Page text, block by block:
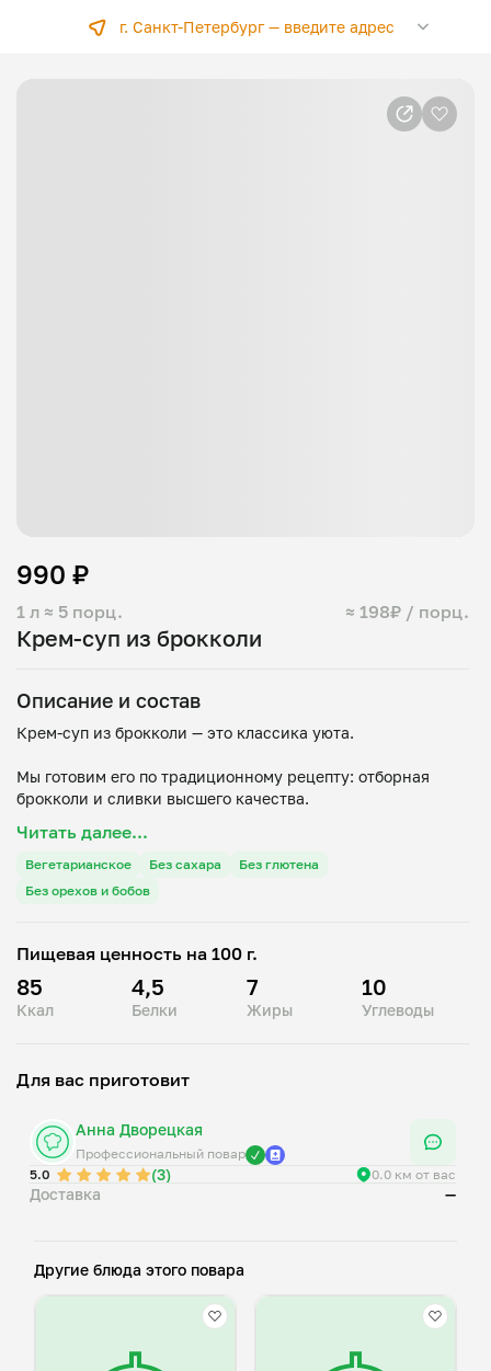
г. Санкт-Петербург —введите адрес
Крем-суп из брокколи
1 л ≈ 5 порц. ≈ 198₽ / порц.
990 ₽
Описание и состав
Крем-суп из брокколи — это классика уюта.
Мы готовим его по традиционному рецепту: отборная
брокколи и сливки высшего качества.
Идеальный баланс пользы и мягкого, обволакивающего
вкуса, который согревает и дарит чувство гармонии.
Состав:
- брокколи;
- сливки;
Читать далее...
Вегетарианское Без сахара
Без глютена
Без орехов и бобов
Пищевая ценность на 100 г.
85
Ккал
4,5
Белки
7
Жиры
10
Углеводы
Для вас приготовит
Анна Дворецкая
Профессиональный повар
5.0
(3) 0.0 км от вас
Доставка —
Другие блюда этого повара